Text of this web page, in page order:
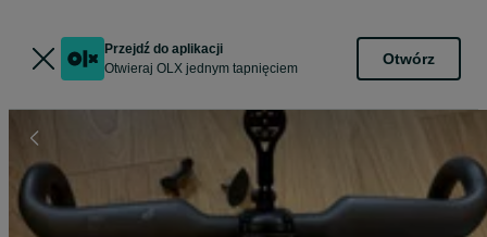
Przejdź do aplikacji
Otwieraj OLX jednym tapnięciem
Otwórz